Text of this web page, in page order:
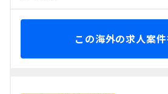
この海外の求人案